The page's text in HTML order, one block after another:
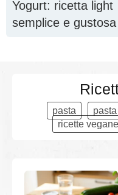
Yogurt: ricetta light
semplice e gustosa
pasta
ricette vegane